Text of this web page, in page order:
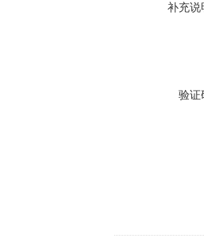
补充说
验证